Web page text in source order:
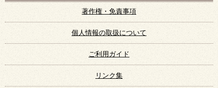
著作権・免責事項
個人情報の取扱について
ご利用ガイド
リンク集